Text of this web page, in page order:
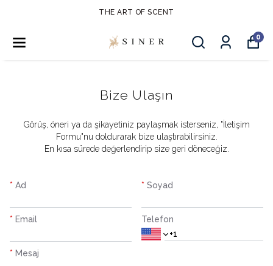
THE ART OF SCENT
0
Bize Ulaşın
​Görüş, öneri ya da şikayetiniz paylaşmak isterseniz, "İletişim
Formu"nu doldurarak bize ulaştırabilirsiniz.
En kısa sürede değerlendirip size geri döneceğiz.
* Ad * Soyad
* Email Telefon
* Mesaj